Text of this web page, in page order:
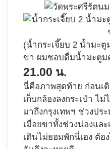
(น้ำกระเจี๊ยบ 2 น้ำมะ
ขา ผมชอบดื่มน้ำมะตูม
21.00 น.
นี่คือภาพสุดท้าย ก่อนเ
เก็บกล้องลงกระเป๋า ไ
มาถึงกรุงเทพฯ ช่วงปร
เมื่อยขาทั้งช่วงน่องแล
เดินไม่ยอมพักนี่เอง ต้อ